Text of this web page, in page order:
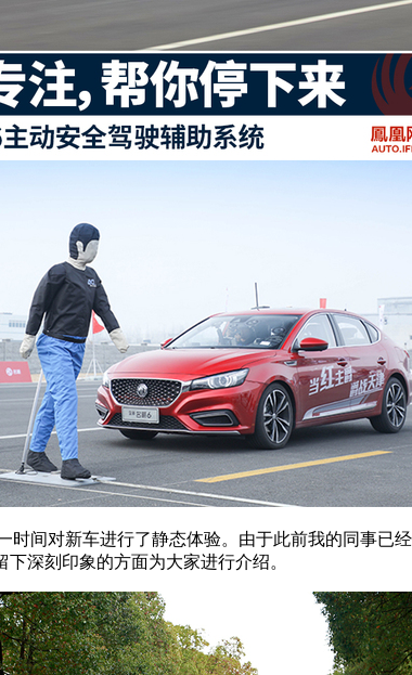
间对新车进行了静态体验。由于此前我的同事已
深刻印象的方面为大家进行介绍。